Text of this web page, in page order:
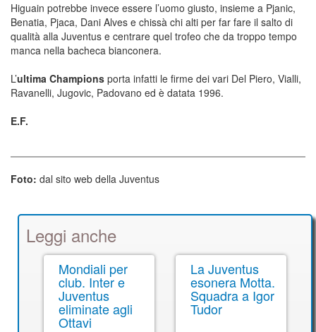
Higuain potrebbe invece essere l’uomo giusto, insieme a Pjanic,
Benatia, Pjaca, Dani Alves e chissà chi alti per far fare il salto di
qualità alla Juventus e centrare quel trofeo che da troppo tempo
manca nella bacheca bianconera.
L’ultima Champions porta infatti le firme dei vari Del Piero, Vialli,
Ravanelli, Jugovic, Padovano ed è datata 1996.
E.F.
Foto: dal sito web della Juventus
Leggi anche
Mondiali per
club. Inter e
Juventus
eliminate agli
Ottavi
La Juventus
esonera Motta.
Squadra a Igor
Tudor